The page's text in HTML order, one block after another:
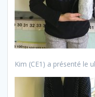
Kim (CE1) a présenté le